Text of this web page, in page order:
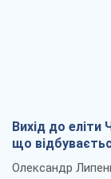
Вихід до
що
Олександр